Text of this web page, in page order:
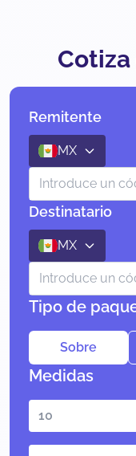
Remitente
MX
Destinatario
MX
Tipo de
Sobre
Medidas